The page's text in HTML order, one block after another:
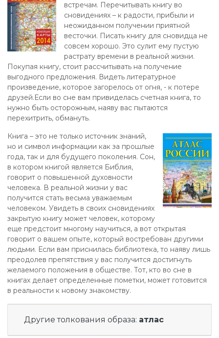
встречам. Перечитывать книгу во
сновидениях – к радости, прибыли и
неожиданном получении приятной
весточки. Писать книгу для сновидца не
совсем хорошо. Это сулит ему пустую
растрату времени в реальной жизни.
Покупая книгу, стоит рассчитывать на получение
выгодного предложения. Видеть литературное
произведение, которое загорелось от огня, - к потере
друзей.Если во сне вам привиделась счетная книга, то
нужно быть осторожным, наяву вас пытаются
перехитрить, обмануть.
Книга – это не только источник знаний,
но и символ информации как за прошлые
года, так и для будущего поколения. Сон,
в котором книгой является Библия,
говорит о повышенной духовности
человека. В реальной жизни у вас
получится стать весьма уважаемым
человеком. Увидеть в своих сновидениях
закрытую книгу может человек, которому
еще предстоит многому научиться, а вот открытая
говорит о вашем опыте, который востребован другими
людьми. Если вам приснилась библиотека, то наяву лишь
преодолев препятствия у вас получится достигнуть
желаемого положения в обществе. Тот, кто во сне в
книгах делает определенные пометки, может готовится
в реальности к новому знакомству.
Другие толкования образа: атлас